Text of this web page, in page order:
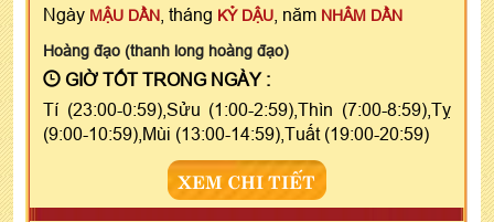
Ngày MẬU DẦN , tháng KỶ DẬU , năm NHÂM DẦN
Hoàng đạo (thanh long hoàng đạo)
GIỜ TỐT TRONG NGÀY :
Tí (23:00-0:59),Sửu (1:00-2:59),Thìn (7:00-8:59),Tỵ
(9:00-10:59),Mùi (13:00-14:59),Tuất (19:00-20:59)
XEM CHI TIẾT